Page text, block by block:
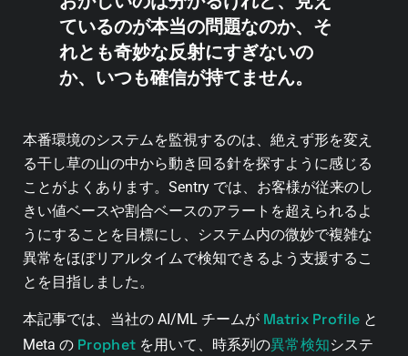
ているのが本当の問題なのか、そ
れとも奇妙な反射にすぎないの
か、いつも確信が持てません。
本番環境のシステムを監視するのは、絶えず形を変え
る干し草の山の中から動き回る針を探すように感じる
ことがよくあります。Sentry では、お客様が従来のし
きい値ベースや割合ベースのアラートを超えられるよ
うにすることを目標にし、システム内の微妙で複雑な
異常をほぼリアルタイムで検知できるよう支援するこ
とを目指しました。
本記事では、当社の AI/ML チームが Matrix Profile と
Meta の Prophet を用いて、時系列の異常検知システ